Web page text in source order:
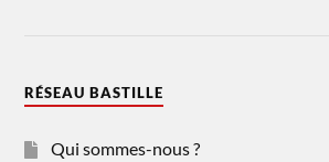
RÉSEAU BASTILLE
Qui sommes-nous ?